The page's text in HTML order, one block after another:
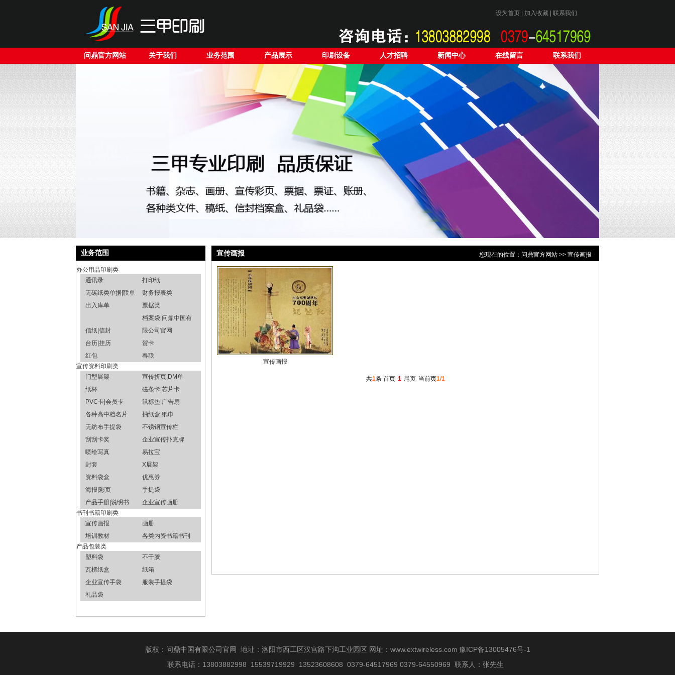
设为首页 加入收藏 联系我们
问鼎官方网站 关于我们 业务范围 产品展示 印刷设备 人才招聘 新闻中心 在线留言 联系我们
业务范围
办公用品印刷类
通讯录
打印纸
无碳纸类单据|联单
财务报表类
出入库单
票据类
信纸|信封
档案袋|问鼎中国有
限公司官网
台历|挂历
贺卡
红包
春联
宣传资料印刷类
门型展架
宣传折页|DM单
纸杯
磁条卡|芯片卡
PVC卡|会员卡
鼠标垫|广告扇
各种高中档名片
抽纸盒|纸巾
无纺布手提袋
不锈钢宣传栏
刮刮卡奖
企业宣传扑克牌
喷绘写真
易拉宝
封套
X展架
资料袋盒
优惠券
海报|彩页
手提袋
产品手册|说明书
企业宣传画册
书刊书籍印刷类
宣传画报
画册
培训教材
各类内资书籍书刊
产品包装类
塑料袋
不干胶
瓦楞纸盒
纸箱
企业宣传手袋
服装手提袋
礼品袋
宣传画报 您现在的位置： 问鼎官方网站 >> 宣传画报
宣传画报
共1条 首页 1 尾页 当前页1/1
版权：问鼎中国有限公司官网 地址：洛阳市西工区汉宫路下沟工业园区 网址： www.extwireless.com 豫ICP备13005476号-1
联系电话：13803882998 15539719929 13523608608 0379-64517969 0379-64550969 联系人：张先生